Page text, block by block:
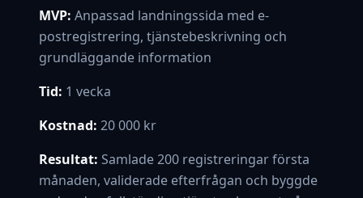
MVP: Anpassad landningssida med e-
postregistrering, tjänstebeskrivning och
grundläggande information
Tid: 1 vecka
Kostnad: 20 000 kr
Resultat: Samlade 200 registreringar första
månaden, validerade efterfrågan och byggde